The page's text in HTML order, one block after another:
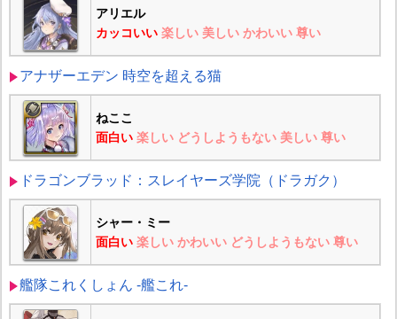
アリエル
カッコいい 楽しい 美しい かわいい 尊い
アナザーエデン 時空を超える猫
ねここ
面白い 楽しい どうしようもない 美しい 尊い
ドラゴンブラッド：スレイヤーズ学院（ドラガク）
シャー・ミー
面白い 楽しい かわいい どうしようもない 尊い
艦隊これくしょん -艦これ-